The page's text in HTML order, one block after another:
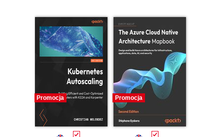
Promocja Promocja